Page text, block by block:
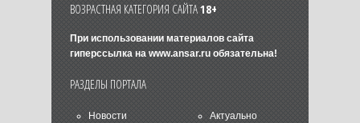
ВОЗРАСТНАЯ КАТЕГОРИЯ САЙТА18+
При использовании материалов сайта
гиперссылка на www.ansar.ruобязательна!
РАЗДЕЛЫ ПОРТАЛА
Новости Актуально